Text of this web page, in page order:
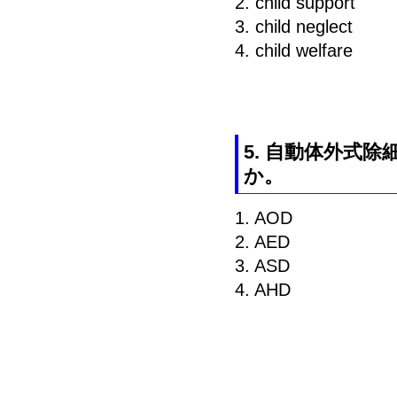
3. child neglect
4. child welfare
5. 自動体外式除
か。
1. AOD
2. AED
3. ASD
4. AHD